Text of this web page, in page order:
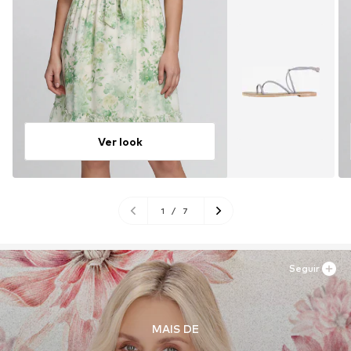
Ver look
1 / 7
MAIS DE
Seguir